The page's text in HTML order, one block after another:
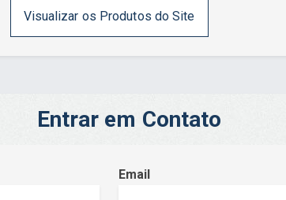
Visualizar os Produtos do Site
Entrar em Contato
Email